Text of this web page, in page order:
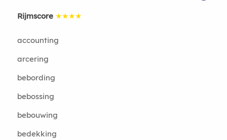
Rijmscore ★★★★
accounting
arcering
bebording
bebossing
bebouwing
bedekking